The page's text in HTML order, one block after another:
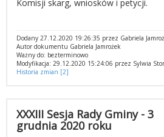
Komisji skarg, wniosków i petycji.
Dodany 27.12.2020 19:26:35 przez Gabriela
Autor dokumentu Gabriela Jamrożek
Ważny do: bezterminowo
Modyfikacja: 29.12.2020 15:24:06 przez Sylwia
Historia zmian [2]
XXXIII Sesja Rady Gminy - 3
grudnia 2020 roku